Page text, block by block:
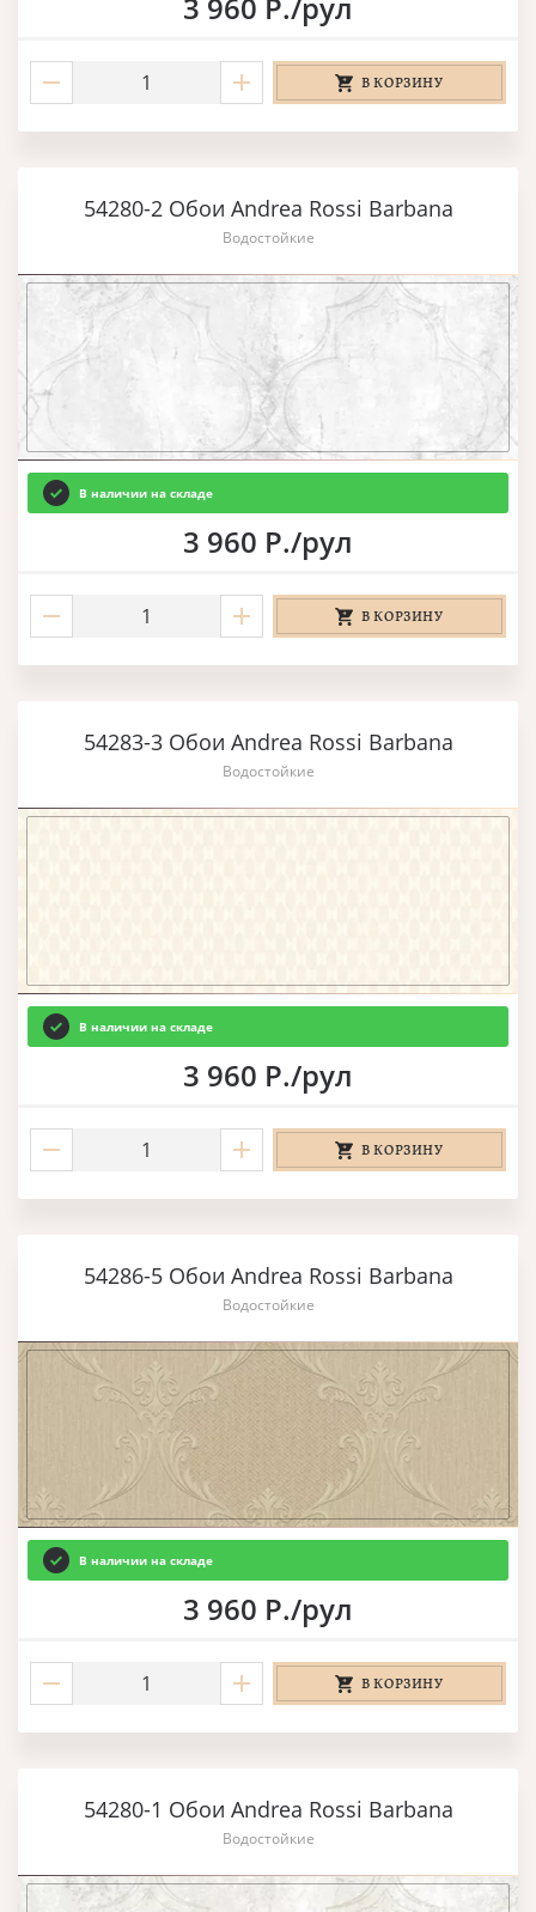
В КОРЗИНУ
54280-2 Обои Andrea Rossi Barbana
Водостойкие
В наличии на складе
3 960 Р./рул
В КОРЗИНУ
54283-3 Обои Andrea Rossi Barbana
Водостойкие
В наличии на складе
3 960 Р./рул
В КОРЗИНУ
54286-5 Обои Andrea Rossi Barbana
Водостойкие
В наличии на складе
3 960 Р./рул
В КОРЗИНУ
54280-1 Обои Andrea Rossi Barbana
Водостойкие